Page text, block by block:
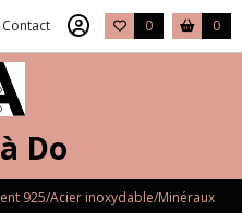
Contact 0 0
Do
925/Acier inoxydable/Minéraux